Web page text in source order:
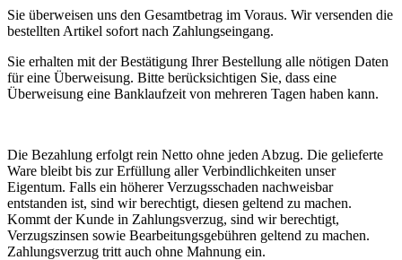
Sie überweisen uns den Gesamtbetrag im Voraus. Wir versenden die
bestellten Artikel sofort nach Zahlungseingang.
Sie erhalten mit der Bestätigung Ihrer Bestellung alle nötigen Daten
für eine Überweisung. Bitte berücksichtigen Sie, dass eine
Überweisung eine Banklaufzeit von mehreren Tagen haben kann.
Die Bezahlung erfolgt rein Netto ohne jeden Abzug. Die gelieferte
Ware bleibt bis zur Erfüllung aller Verbindlichkeiten unser
Eigentum. Falls ein höherer Verzugsschaden nachweisbar
entstanden ist, sind wir berechtigt, diesen geltend zu machen.
Kommt der Kunde in Zahlungsverzug, sind wir berechtigt,
Verzugszinsen sowie Bearbeitungsgebühren geltend zu machen.
Zahlungsverzug tritt auch ohne Mahnung ein.